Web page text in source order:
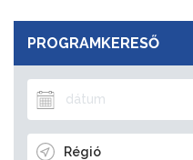
PROGRAMKERESŐ
Régió